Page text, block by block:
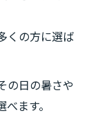
くの方に選ば
の日の暑さや
ます。